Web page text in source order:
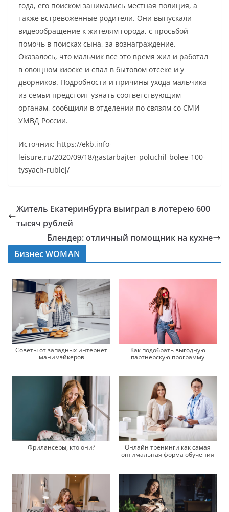
года, его поиском занимались местная полиция, а
также встревоженные родители. Они выпускали
видеообращение к жителям города, с просьбой
помочь в поисках сына, за вознаграждение.
Оказалось, что мальчик все это время жил и работал
в овощном киоске и спал в бытовом отсеке и у
дворников. Подробности и причины ухода мальчика
из семьи предстоит узнать соответствующим
органам, сообщили в отделении по связям со СМИ
УМВД России.
Источник: https://ekb.info-
leisure.ru/2020/09/18/gastarbajter-poluchil-bolee-100-
tysyach-rublej/
Житель Екатеринбурга выиграл в лотерею 600
тысяч рублей
Блендер: отличный помощник на кухне
Бизнес WOMAN
Советы от западных интернет
манимэйкеров
Как подобрать выгодную
партнерскую программу
Фрилансеры, кто они?
Онлайн тренинги как самая
оптимальная форма обучения